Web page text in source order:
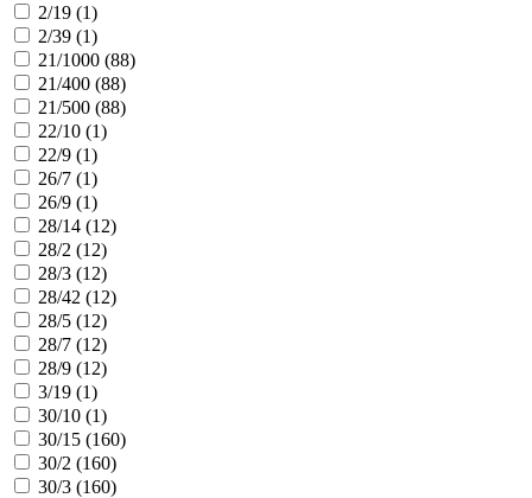
2/19 (1)
2/39 (1)
21/1000 (88)
21/400 (88)
21/500 (88)
22/10 (1)
22/9 (1)
26/7 (1)
26/9 (1)
28/14 (12)
28/2 (12)
28/3 (12)
28/42 (12)
28/5 (12)
28/7 (12)
28/9 (12)
3/19 (1)
30/10 (1)
30/15 (160)
30/2 (160)
30/3 (160)